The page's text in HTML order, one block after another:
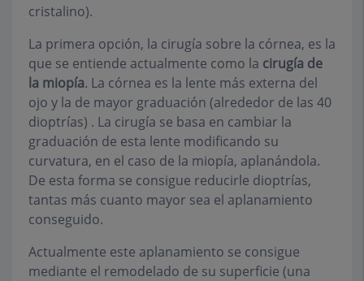
cristalino).
La primera opción, la cirugía sobre la córnea, es la
que se entiende actualmente como la cirugía de
la miopía. La córnea es la lente más externa del
ojo y la de mayor graduación (alrededor de las 40
dioptrías) . La cirugía se basa en cambiar la
graduación de esta lente modificando su
curvatura, en el caso de la miopía, aplanándola.
De esta forma se consigue reducirle dioptrías,
tantas más cuanto mayor sea el aplanamiento
conseguido.
Actualmente este aplanamiento se consigue
mediante el remodelado de su superficie (una